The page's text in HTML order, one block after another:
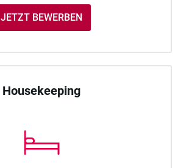
JETZT BEWERBEN
Housekeeping